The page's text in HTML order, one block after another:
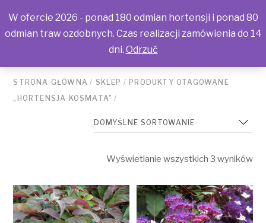
STRONA GŁÓWNA / SKLEP / PRODUKTY OTAGOWANE
„HORTENSJA KOSMATA” /
Wyświetlanie wszystkich 3 wyników
W ofercie 2026 - ponad 180 odmian hortensji i ponad 80
odmian traw ozdobnych. Czas realizacji zamówienia do 14
dni. Odrzuć